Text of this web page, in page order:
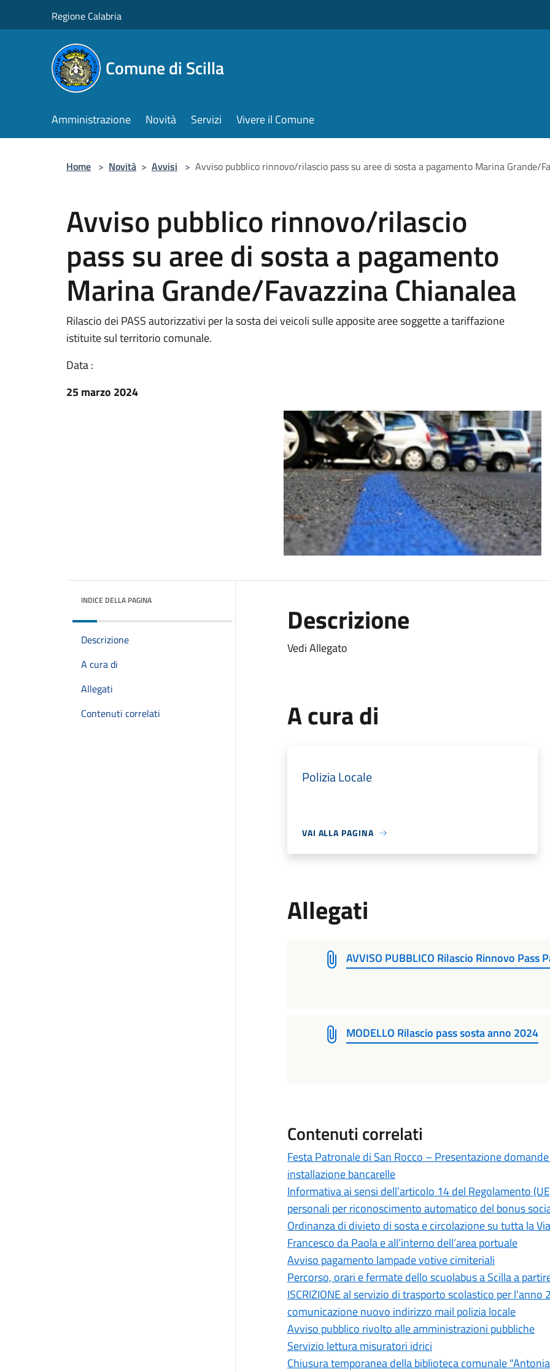
Regione Calabria
Comune di Scilla
Amministrazione Novità Servizi Vivere il Comune
Home > Novità > Avvisi > Avviso pubblico rinnovo/rilascio pass su aree di sosta a pagamento Marina Grande/
Avviso pubblico rinnovo/rilascio
pass su aree di sosta a pagamento
Marina Grande/Favazzina Chianalea
Rilascio dei PASS autorizzativi per la sosta dei veicoli sulle apposite aree soggette a tariffazione
istituite sul territorio comunale.
Data :
25 marzo 2024
INDICE DELLA PAGINA
Descrizione
A cura di
Allegati
Contenuti correlati
Descrizione
Vedi Allegato
A cura di
Polizia Locale
VAI ALLA PAGINA
Allegati
AVVISO PUBBLICO Rilascio Rinnovo Pass
MODELLO Rilascio pass sosta anno 2024
Contenuti correlati
Festa Patronale di San Rocco – Presentazione
installazione bancarelle
Informativa ai sensi dell’articolo 14 del Regolamento
personali per riconoscimento automatico del bonus
Ordinanza di divieto di sosta e circolazione su tutta la
Francesco da Paola e all’interno dell’area portuale
Avviso pagamento lampade votive cimiteriali
Percorso, orari e fermate dello scuolabus a Scilla a
ISCRIZIONE al servizio di trasporto scolastico per l'anno
comunicazione nuovo indirizzo mail polizia locale
Avviso pubblico rivolto alle amministrazioni pubbliche
Servizio lettura misuratori idrici
Chiusura temporanea della biblioteca comunale